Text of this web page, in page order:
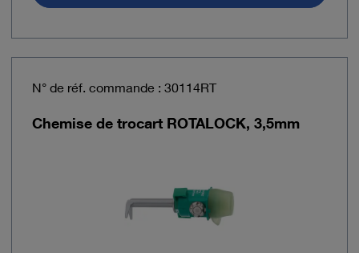
N° de réf. commande : 30114RT
Chemise de trocart ROTALOCK, 3,5mm